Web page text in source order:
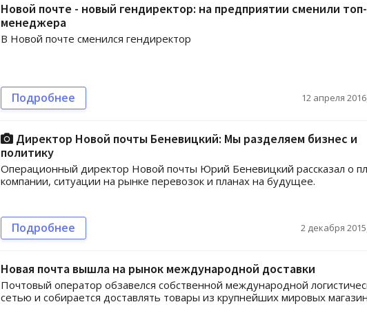
Новой почте - новый гендиректор: на предприятии сменили топ-
менеджера
В Новой почте сменился гендиректор
Подробнее 12 апреля
Директор Новой почты Беневицкий: Мы разделяем бизнес и
политику
Операционный директор Новой почты Юрий Беневицкий рассказал о
компании, ситуации на рынке перевозок и планах на будущее.
Подробнее 2 декабря
Новая почта вышла на рынок международной доставки
Почтовый оператор обзавелся собственной международной
сетью и собирается доставлять товары из крупнейших мировых